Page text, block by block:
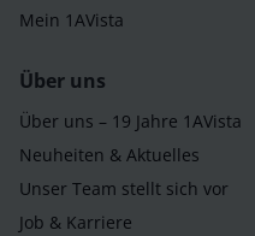
Mein 1AVista
Über uns
Über uns – 19 Jahre 1AVista
Neuheiten & Aktuelles
Unser Team stellt sich vor
Job & Karriere